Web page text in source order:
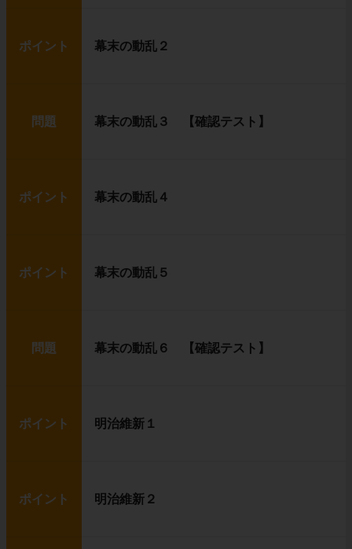
ポイント 幕末の動乱２
問題 幕末の動乱３ 【確認テスト】
ポイント 幕末の動乱４
ポイント 幕末の動乱５
問題 幕末の動乱６ 【確認テスト】
ポイント 明治維新１
ポイント 明治維新２